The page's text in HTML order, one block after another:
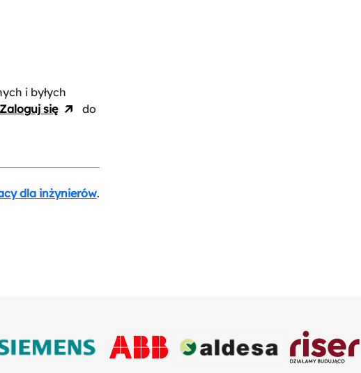
i byłych
Zaloguj się
do
dla inżynierów.